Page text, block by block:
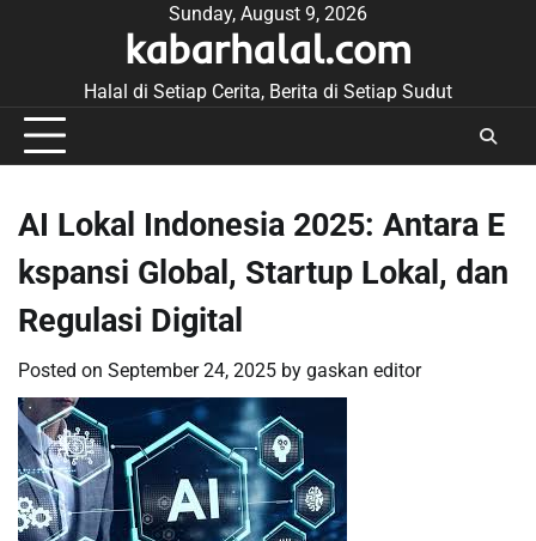
Sunday, August 9, 2026
kabarhalal.com
Halal di Setiap Cerita, Berita di Setiap Sudut
AI Lokal Indonesia 2025: Antara E
kspansi Global, Startup Lokal, dan
Regulasi Digital
Posted on September 24, 2025 by gaskan editor